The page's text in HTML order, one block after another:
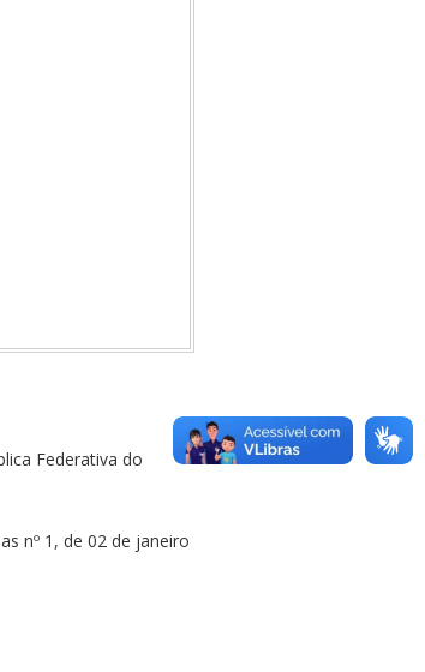
Federativa do
nº 1, de 02 de janeiro